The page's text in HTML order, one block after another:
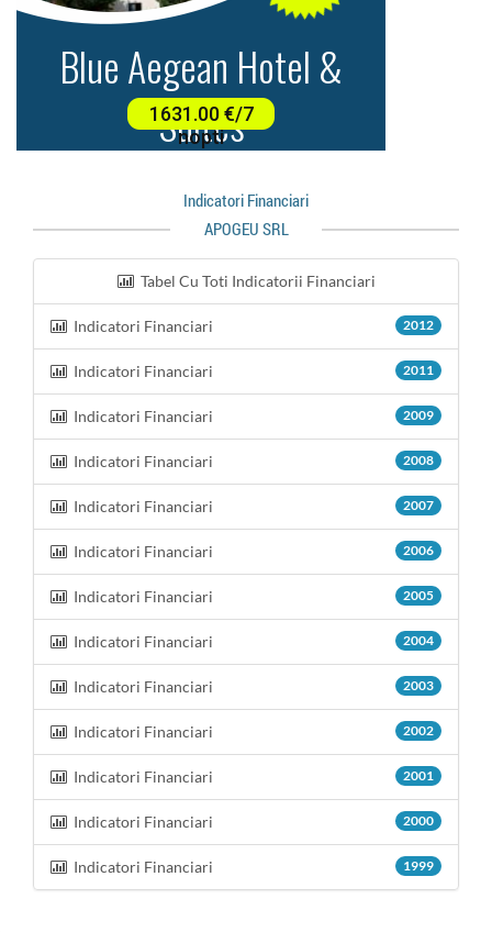
Indicatori Financiari
APOGEU SRL
Tabel Cu Toti Indicatorii Financiari
Indicatori Financiari 2012
Indicatori Financiari 2011
Indicatori Financiari 2009
Indicatori Financiari 2008
Indicatori Financiari 2007
Indicatori Financiari 2006
Indicatori Financiari 2005
Indicatori Financiari 2004
Indicatori Financiari 2003
Indicatori Financiari 2002
Indicatori Financiari 2001
Indicatori Financiari 2000
Indicatori Financiari 1999